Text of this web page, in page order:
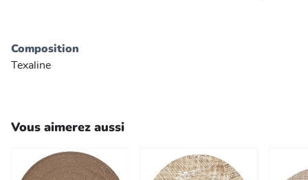
Composition
Texaline
Vous aimerez aussi